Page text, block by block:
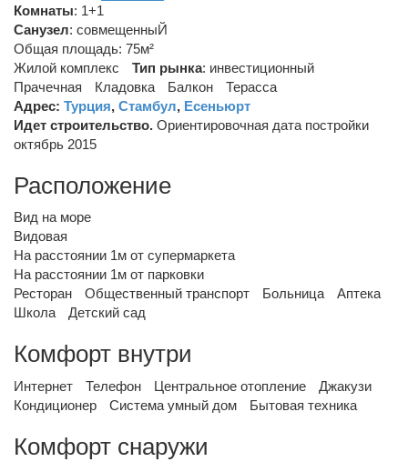
Комнаты: 1+1
Санузел: совмещенныЙ
Общая площадь: 75м²
Жилой комплекс
Тип рынка: инвестиционный
Прачечная
Кладовка Балкон
Терасса
Адрес: Турция, Стамбул, Есеньюрт
Идет строительство. Ориентировочная дата постройки
октябрь 2015
Расположение
Вид на море
Видовая
На расстоянии 1м от супермаркета
На расстоянии 1м от парковки
Ресторан
Общественный транспорт Больница
Аптека
Школа
Детский сад
Комфорт внутри
Интернет Телефон Центральное отопление
Джакузи
Кондиционер
Система умный дом Бытовая техника
Комфорт снаружи